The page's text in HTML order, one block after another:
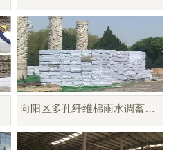
向阳区多孔纤维棉雨水调蓄模块